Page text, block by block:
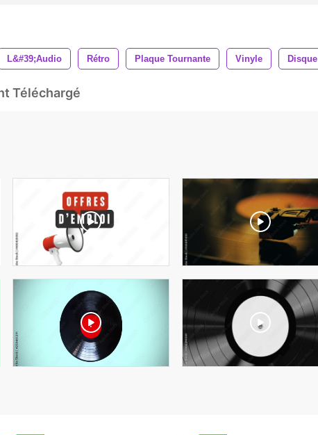
L&#39;audio Rétro Plaque Tournante Vinyle Disque
Téléchargé